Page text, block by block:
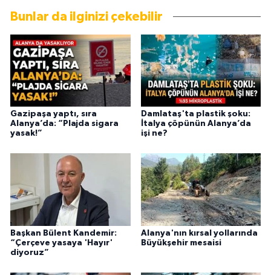
Bunlar da ilginizi çekebilir
Gazipaşa yaptı, sıra
Alanya’da: “Plajda sigara
yasak!”
Damlataş'ta plastik şoku:
İtalya çöpünün Alanya’da
işi ne?
Başkan Bülent Kandemir:
“Çerçeve yasaya 'Hayır'
diyoruz”
Alanya'nın kırsal yollarında
Büyükşehir mesaisi